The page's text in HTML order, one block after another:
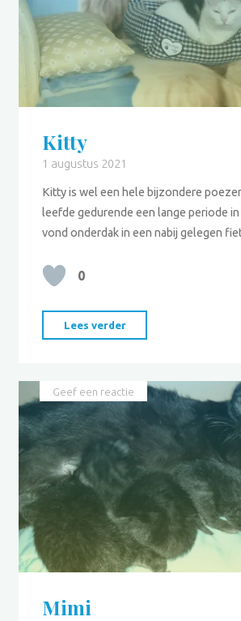
Kitty
1 augustus 2021
Kitty is wel een hele bijzondere
leefde gedurende een lange periode in
vond onderdak in een nabij gelegen
0
Lees verder
Geef een reactie
Mimi